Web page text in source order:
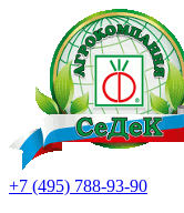
+7 (495) 788-93-90